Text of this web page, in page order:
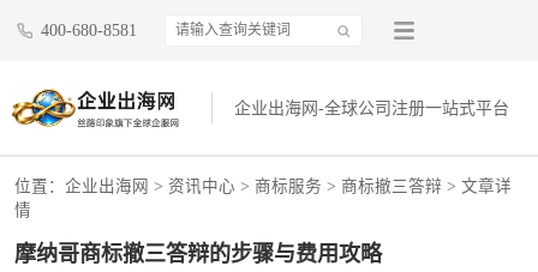
400-680-8581
企业出海网-全球公司注册一站式平台
位置： 企业出海网 > 资讯中心 > 商标服务 > 商标撤三答辩 > 文章详
情
摩纳哥商标撤三答辩的步骤与费用攻略